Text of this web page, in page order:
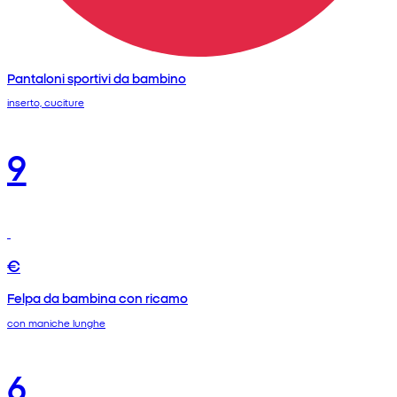
Pantaloni sportivi da bambino
inserto, cuciture
9
€
Felpa da bambina con ricamo
con maniche lunghe
6